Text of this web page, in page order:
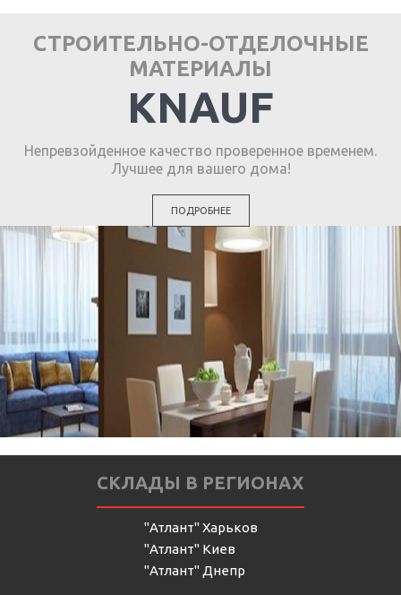
СТРОИТЕЛЬНО-ОТДЕЛОЧНЫЕ
МАТЕРИАЛЫ
KNAUF
Непревзойденное качество проверенное временем.
Лучшее для вашего дома!
ПОДРОБНЕЕ
СКЛАДЫ В РЕГИОНАХ
"Атлант" Харьков
"Атлант" Киев
"Атлант" Днепр